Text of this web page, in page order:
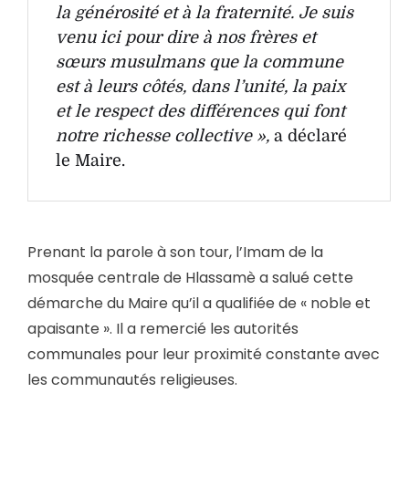
la générosité et à la fraternité. Je suis
venu ici pour dire à nos frères et
sœurs musulmans que la commune
est à leurs côtés, dans l’unité, la paix
et le respect des différences qui font
notre richesse collective », a déclaré
le Maire.
Prenant la parole à son tour, l’Imam de la
mosquée centrale de Hlassamè a salué cette
démarche du Maire qu’il a qualifiée de « noble et
apaisante ». Il a remercié les autorités
communales pour leur proximité constante avec
les communautés religieuses.